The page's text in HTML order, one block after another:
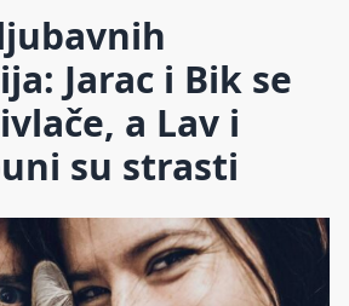
Jarac i Bik se
a Lav i
su strasti